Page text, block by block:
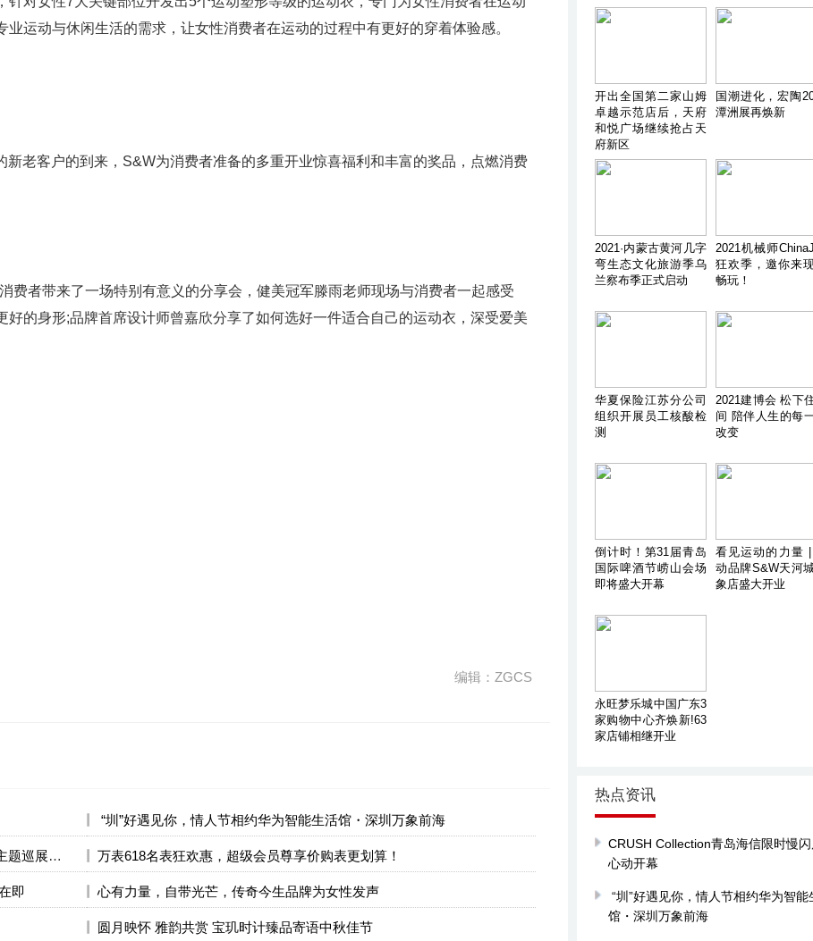
运动与休闲生活的需求，让女性消费者在运动的过程中有更好的穿着体验感。
老客户的到来，S&W为消费者准备的多重开业惊喜福利和丰富的奖品，点燃消费
者带来了一场特别有意义的分享会，健美冠军滕雨老师现场与消费者一起感受
的身形;品牌首席设计师曾嘉欣分享了如何选好一件适合自己的运动衣，深受爱美
编辑：ZGCS
​ “圳”好遇见你，情人节相约华为智能生活馆・深圳万象前海
载序时光，技艺共鸣 “时艺寰宇The Art of Breguet”——宝玑主题巡展深圳站 万表618名表狂欢惠，超级会员尊享价购表更划算！
即 心有力量，自带光芒，传奇今生品牌为女性发声
圆月映怀 雅韵共赏 宝玑时计臻品寄语中秋佳节
开出全国第二家山姆
卓越示范店后，天府
和悦广场继续抢占天
府新区
国潮进化，宏陶
潭洲展再焕新
2021·内蒙古黄河几字
弯生态文化旅游季乌
兰察布季正式启动
2021机械师
狂欢季，邀你来
畅玩！
华夏保险江苏分公司
组织开展员工核酸检
测
2021建博会 松下
间 陪伴人生的每
改变
倒计时！第31届青岛
国际啤酒节崂山会场
即将盛大开幕
看见运动的力量
动品牌S&W天河
象店盛大开业
永旺梦乐城中国广东3
家购物中心齐焕新!63
家店铺相继开业
热点资讯
CRUSH Collection青岛海信限时慢闪
心动开幕
“圳”好遇见你，情人节相约华为智能
馆・深圳万象前海